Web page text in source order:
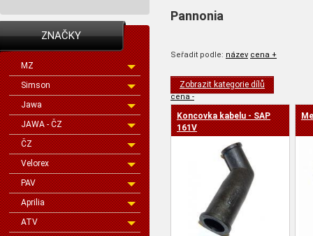
ZNAČKY
MZ
Simson
Jawa
JAWA - ČZ
ČZ
Velorex
PAV
Aprilia
ATV
Pannonia
Seřadit podle: název cena +
cena -
Zobrazit kategorie dílů
Koncovka kabelu - SAP
161V